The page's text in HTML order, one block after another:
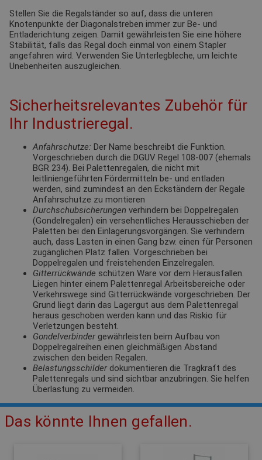
Stellen Sie die Regalständer so auf, dass die unteren
Knotenpunkte der Diagonalstreben immer zur Be- und
Entladerichtung zeigen. Damit gewährleisten Sie eine höhere
Stabilität, falls das Regal doch einmal von einem Stapler
angefahren wird. Verwenden Sie Unterlegbleche, um leichte
Unebenheiten auszugleichen.
Sicherheitsrelevantes Zubehör für
Ihr Industrieregal.
Anfahrschutze: Der Name beschreibt die Funktion.
Vorgeschrieben durch die DGUV Regel 108-007 (ehemals
BGR 234). Bei Palettenregalen, die nicht mit
leitliniengeführten Fördermitteln be- und entladen
werden, sind zumindest an den Eckständern der Regale
Anfahrschutze zu montieren
Durchschubsicherungen verhindern bei Doppelregalen
(Gondelregalen) ein versehentliches Herausschieben der
Paletten bei den Einlagerungsvorgängen. Sie verhindern
auch, dass Lasten in einen Gang bzw. einen für Personen
zugänglichen Platz fallen. Vorgeschrieben bei
Doppelregalen und freistehenden Einzelregalen.
Gitterrückwände schützen Ware vor dem Herausfallen.
Liegen hinter einem Palettenregal Arbeitsbereiche oder
Verkehrswege sind Gitterrückwände vorgeschrieben. Der
Grund liegt darin das Lagergut aus dem Palettenregal
heraus geschoben werden kann und das Riskio für
Verletzungen besteht.
Gondelverbinder gewährleisten beim Aufbau von
Doppelregalreihen einen gleichmäßigen Abstand
zwischen den beiden Regalen.
Belastungsschilder dokumentieren die Tragkraft des
Palettenregals und sind sichtbar anzubringen. Sie helfen
Überlastung zu vermeiden.
Das könnte Ihnen gefallen.